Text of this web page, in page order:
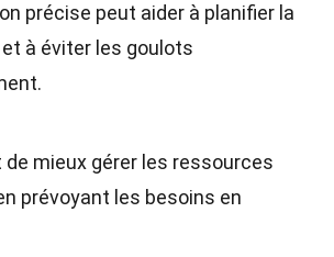
précise peut aider à planifier la
à éviter les goulots
de mieux gérer les ressources
prévoyant les besoins en